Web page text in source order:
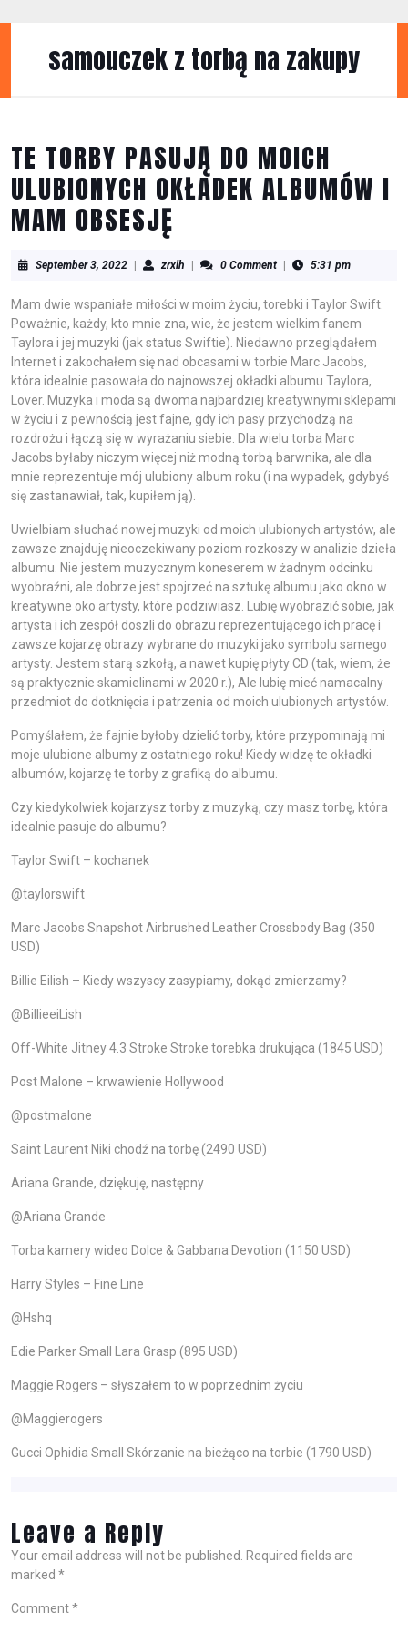
to
samouczek z torbą na zakupy
TE TORBY PASUJĄ DO MOICH
ULUBIONYCH OKŁADEK ALBUMÓW I
MAM OBSESJĘ
September 3, 2022September
2022
zrxlh zrxlh 0 Comment 5:31 pm
Mam dwie wspaniałe miłości w moim życiu, torebki i Taylor Swift.
Poważnie, każdy, kto mnie zna, wie, że jestem wielkim fanem
Taylora i jej muzyki (jak status Swiftie). Niedawno przeglądałem
Internet i zakochałem się nad obcasami w torbie Marc Jacobs,
która idealnie pasowała do najnowszej okładki albumu Taylora,
Lover. Muzyka i moda są dwoma najbardziej kreatywnymi sklepami
w życiu i z pewnością jest fajne, gdy ich pasy przychodzą na
rozdrożu i łączą się w wyrażaniu siebie. Dla wielu torba Marc
Jacobs byłaby niczym więcej niż modną torbą barwnika, ale dla
mnie reprezentuje mój ulubiony album roku (i na wypadek, gdybyś
się zastanawiał, tak, kupiłem ją).
Uwielbiam słuchać nowej muzyki od moich ulubionych artystów, ale
zawsze znajduję nieoczekiwany poziom rozkoszy w analizie dzieła
albumu. Nie jestem muzycznym koneserem w żadnym odcinku
wyobraźni, ale dobrze jest spojrzeć na sztukę albumu jako okno w
kreatywne oko artysty, które podziwiasz. Lubię wyobrazić sobie, jak
artysta i ich zespół doszli do obrazu reprezentującego ich pracę i
zawsze kojarzę obrazy wybrane do muzyki jako symbolu samego
artysty. Jestem starą szkołą, a nawet kupię płyty CD (tak, wiem, że
są praktycznie skamielinami w 2020 r.), Ale lubię mieć namacalny
przedmiot do dotknięcia i patrzenia od moich ulubionych artystów.
Pomyślałem, że fajnie byłoby dzielić torby, które przypominają mi
moje ulubione albumy z ostatniego roku! Kiedy widzę te okładki
albumów, kojarzę te torby z grafiką do albumu.
Czy kiedykolwiek kojarzysz torby z muzyką, czy masz torbę, która
idealnie pasuje do albumu?
Taylor Swift – kochanek
@taylorswift
Marc Jacobs Snapshot Airbrushed Leather Crossbody Bag (350
USD)
Billie Eilish – Kiedy wszyscy zasypiamy, dokąd zmierzamy?
@BillieeiLish
Off-White Jitney 4.3 Stroke Stroke torebka drukująca (1845 USD)
Post Malone – krwawienie Hollywood
@postmalone
Saint Laurent Niki chodź na torbę (2490 USD)
Ariana Grande, dziękuję, następny
@Ariana Grande
Torba kamery wideo Dolce & Gabbana Devotion (1150 USD)
Harry Styles – Fine Line
@Hshq
Edie Parker Small Lara Grasp (895 USD)
Maggie Rogers – słyszałem to w poprzednim życiu
@Maggierogers
Gucci Ophidia Small Skórzanie na bieżąco na torbie (1790 USD)
Leave a Reply
Your email address will not be published.
Required fields are
marked *
Comment*